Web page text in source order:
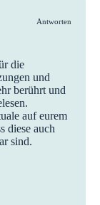
Antworten
die
und
berührt und
auf eurem
diese auch
sind.